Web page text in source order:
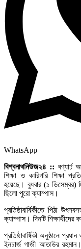
WhatsApp
বিশ্বনাথনিউজ২৪ :: বণ্যার্ঢ
শিক্ষা ও কারিগরি শিক্ষা
হয়েছে। বুধবার (১ ডিসেম্বর)
ছিলো পুরো ক্যাম্পাস।
প্রতিষ্ঠাবার্ষিকীতে পিঠা
ক্যাম্পাস। দিনটি
প্রতিষ্ঠাবার্ষিকী অনুষ্ঠানে
ইনচার্জ গাজী আতাউর রহমান।